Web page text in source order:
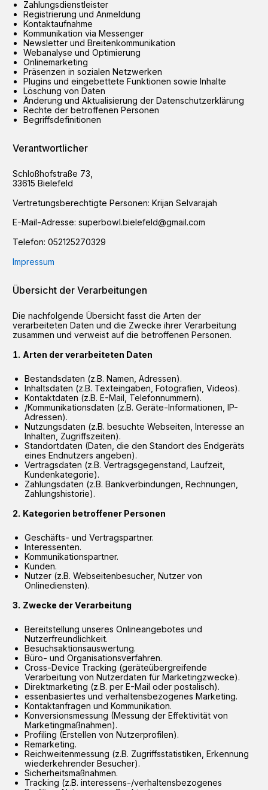
Zahlungsdienstleister
Registrierung und Anmeldung
Kontaktaufnahme
Kommunikation via Messenger
Newsletter und Breitenkommunikation
Webanalyse und Optimierung
Onlinemarketing
Präsenzen in sozialen Netzwerken
Plugins und eingebettete Funktionen sowie Inhalte
Löschung von Daten
Änderung und Aktualisierung der Datenschutzerklärung
Rechte der betroffenen Personen
Begriffsdefinitionen
Verantwortlicher
Schloßhofstraße 73
33615 Bielefeld
Vertretungsberechtigte Personen: Krijan Selvarajah
E-Mail-Adresse: superbowl.bielefeld@gmail.com
Telefon: 052125270329
Impressum
Übersicht der Verarbeitungen
Die nachfolgende Übersicht fasst die Arten der
verarbeiteten Daten und die Zwecke ihrer Verarbeitung
zusammen und verweist auf die betroffenen Personen.
Arten der verarbeiteten Daten
Bestandsdaten (z.B. Namen, Adressen).
Inhaltsdaten (z.B. Texteingaben, Fotografien, Videos).
Kontaktdaten (z.B. E-Mail, Telefonnummern).
/Kommunikationsdaten (z.B. Geräte-Informationen, IP-
Adressen).
Nutzungsdaten (z.B. besuchte Webseiten, Interesse an
Inhalten, Zugriffszeiten).
Standortdaten (Daten, die den Standort des Endgeräts
eines Endnutzers angeben).
Vertragsdaten (z.B. Vertragsgegenstand, Laufzeit,
Kundenkategorie).
Zahlungsdaten (z.B. Bankverbindungen, Rechnungen,
Zahlungshistorie).
Kategorien betroffener Personen
Geschäfts- und Vertragspartner.
Interessenten.
Kommunikationspartner.
Kunden.
Nutzer (z.B. Webseitenbesucher, Nutzer von
Onlinediensten).
Zwecke der Verarbeitung
Bereitstellung unseres Onlineangebotes und
Nutzerfreundlichkeit.
Besuchsaktionsauswertung.
Büro- und Organisationsverfahren.
Cross-Device Tracking (geräteübergreifende
Verarbeitung von Nutzerdaten für Marketingzwecke).
Direktmarketing (z.B. per E-Mail oder postalisch).
essenbasiertes und verhaltensbezogenes Marketing.
Kontaktanfragen und Kommunikation.
Konversionsmessung (Messung der Effektivität von
Marketingmaßnahmen).
Profiling (Erstellen von Nutzerprofilen).
Remarketing.
Reichweitenmessung (z.B. Zugriffsstatistiken, Erkennung
wiederkehrender Besucher).
Sicherheitsmaßnahmen.
Tracking (z.B. interessens-/verhaltensbezogenes